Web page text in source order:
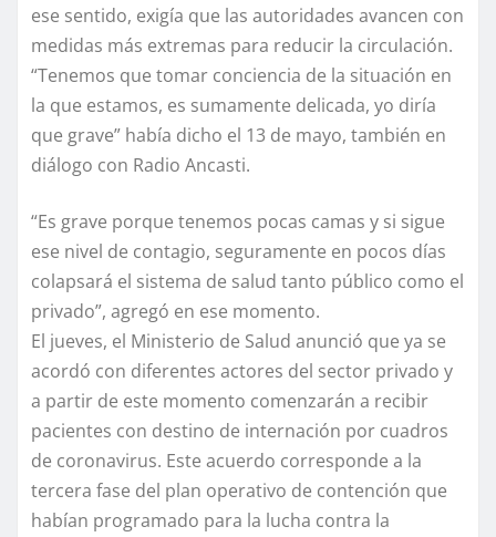
ese sentido, exigía que las autoridades avancen con
medidas más extremas para reducir la circulación.
“Tenemos que tomar conciencia de la situación en
la que estamos, es sumamente delicada, yo diría
que grave” había dicho el 13 de mayo, también en
diálogo con Radio Ancasti.
“Es grave porque tenemos pocas camas y si sigue
ese nivel de contagio, seguramente en pocos días
colapsará el sistema de salud tanto público como el
privado”, agregó en ese momento.
El jueves, el Ministerio de Salud anunció que ya se
acordó con diferentes actores del sector privado y
a partir de este momento comenzarán a recibir
pacientes con destino de internación por cuadros
de coronavirus. Este acuerdo corresponde a la
tercera fase del plan operativo de contención que
habían programado para la lucha contra la